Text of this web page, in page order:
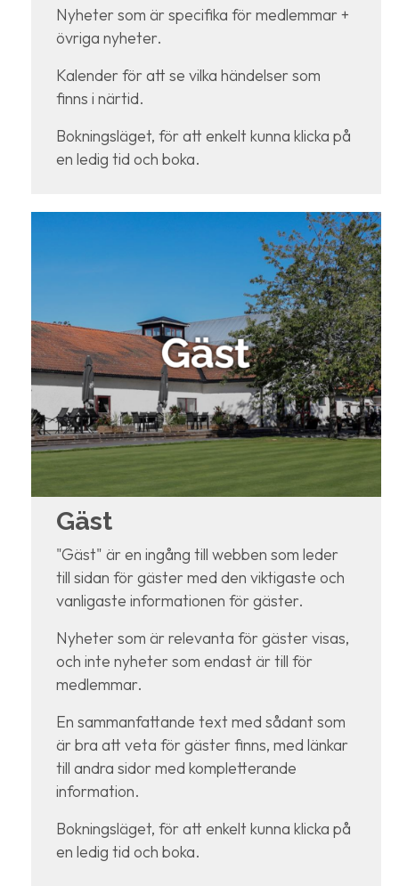
Nyheter som är specifika för medlemmar +
övriga nyheter.
Kalender för att se vilka händelser som
finns i närtid.
Bokningsläget, för att enkelt kunna klicka på
en ledig tid och boka.
Gäst
"Gäst" är en ingång till webben som leder
till sidan för gäster med den viktigaste och
vanligaste informationen för gäster.
Nyheter som är relevanta för gäster visas,
och inte nyheter som endast är till för
medlemmar.
En sammanfattande text med sådant som
är bra att veta för gäster finns, med länkar
till andra sidor med kompletterande
information.
Bokningsläget, för att enkelt kunna klicka på
en ledig tid och boka.